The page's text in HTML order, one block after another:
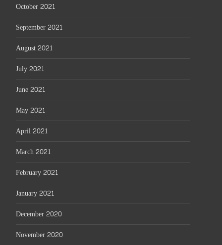
October 2021
September 2021
August 2021
July 2021
June 2021
May 2021
April 2021
March 2021
February 2021
January 2021
December 2020
November 2020